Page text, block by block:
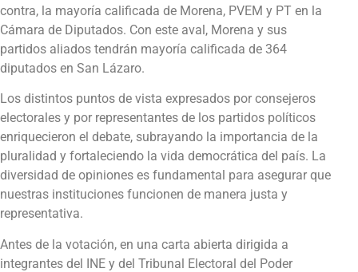
contra, la mayoría calificada de Morena, PVEM y PT en la
Cámara de Diputados. Con este aval, Morena y sus
partidos aliados tendrán mayoría calificada de 364
diputados en San Lázaro.
Los distintos puntos de vista expresados por consejeros
electorales y por representantes de los partidos políticos
enriquecieron el debate, subrayando la importancia de la
pluralidad y fortaleciendo la vida democrática del país. La
diversidad de opiniones es fundamental para asegurar que
nuestras instituciones funcionen de manera justa y
representativa.
Antes de la votación, en una carta abierta dirigida a
integrantes del INE y del Tribunal Electoral del Poder